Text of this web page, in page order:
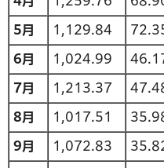
5月 1,129.84
6月 1,024.99
7月 1,213.37
8月 1,017.51
9月 1,072.83